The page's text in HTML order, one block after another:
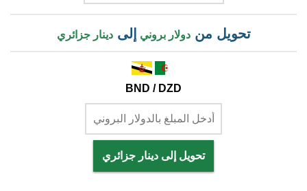
تحويل مندولار بروني إلىدينار جزائري
BND / DZD
تحويل إلى دينار جزائري